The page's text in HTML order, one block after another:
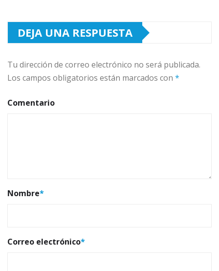
DEJA UNA RESPUESTA
Tu dirección de correo electrónico no será publicada.
Los campos obligatorios están marcados con *
Comentario
Nombre*
Correo electrónico*